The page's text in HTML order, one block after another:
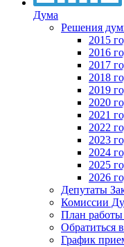
Дума
Решения
2015
2016
2017
2018
2019
2020
2021
2022
2023
2024
2025
2026
Депутаты
Комиссии
План
Обратиться
График